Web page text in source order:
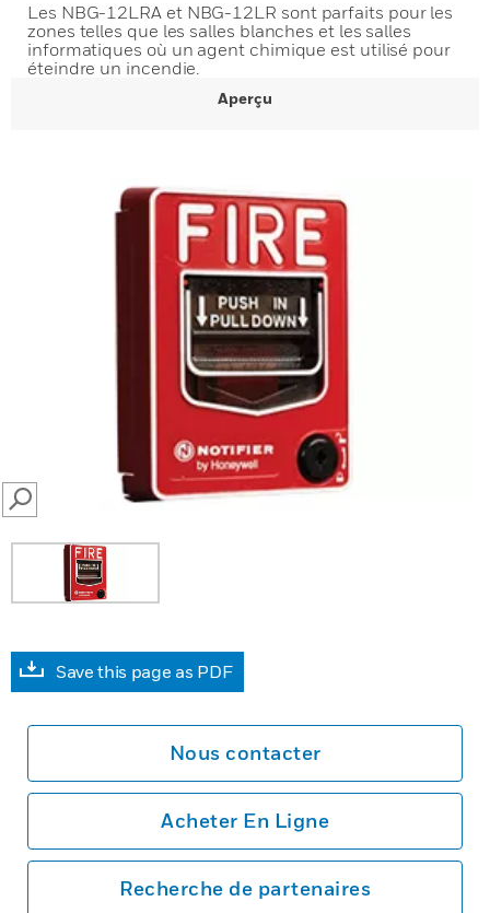
Les NBG-12LRA et NBG-12LR sont parfaits pour les
zones telles que les salles blanches et les salles
informatiques où un agent chimique est utilisé pour
éteindre un incendie.
Aperçu
SEARCH
Save this page as PDF
Nous contacter
Acheter En Ligne
Recherche de partenaires